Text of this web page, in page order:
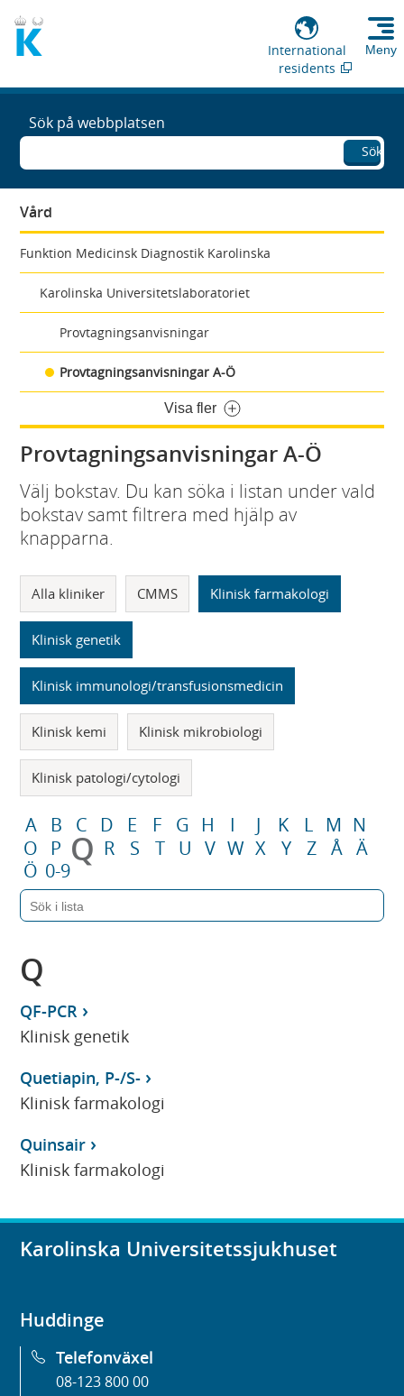
International
residents
Meny
Sök på webbplatsen
Sök
Vård
Funktion Medicinsk Diagnostik Karolinska
Karolinska Universitetslaboratoriet
Provtagningsanvisningar
Provtagningsanvisningar A-Ö
Visa fler
Provtagningsanvisningar A-Ö
Välj bokstav. Du kan söka i listan under vald
bokstav samt filtrera med hjälp av
knapparna.
Alla kliniker CMMS Klinisk farmakologi
Klinisk genetik
Klinisk immunologi/transfusionsmedicin
Klinisk kemi Klinisk mikrobiologi
Klinisk patologi/cytologi
A B C D E F G H I J K L M N
O
P Q R S T U V W X Y Z Å Ä
Ö 0-9
Q
QF-PCR
Klinisk genetik
Quetiapin, P-/S-
Klinisk farmakologi
Quinsair
Klinisk farmakologi
Karolinska Universitetssjukhuset
Huddinge
Telefonväxel
08-123 800 00